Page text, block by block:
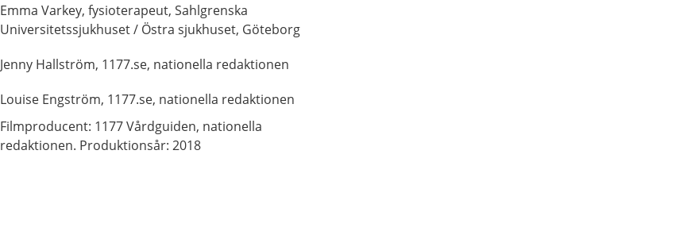
Emma Varkey, fysioterapeut, Sahlgrenska
Universitetssjukhuset / Östra sjukhuset, Göteborg
Jenny Hallström, 1177.se, nationella redaktionen
Louise Engström, 1177.se, nationella redaktionen
Filmproducent: 1177 Vårdguiden, nationella
redaktionen. Produktionsår: 2018